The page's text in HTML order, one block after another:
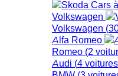
Volkswagen
Volkswagen (
Alfa Romeo
Romeo (2
Audi (4 voitures